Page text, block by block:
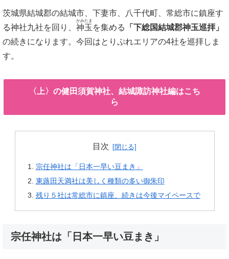
茨城県結城郡の結城市、下妻市、八千代町、常総市に鎮座す
る神社九社を回り、 神玉
かみたま
を集める
「下総国結城郡神玉巡拝」
の続きになります。今回はとりぷれエリアの4社を巡拝しま
す。
〈上〉の健田須賀神社、結城諏訪神社編はこち
ら
目次
宗任神社は「日本一早い豆まき」
東蕗田天満社は美しく種類の多い御朱印
残り５社は常総市に鎮座、続きは今後マイペースで
宗任神社は「日本一早い豆まき」